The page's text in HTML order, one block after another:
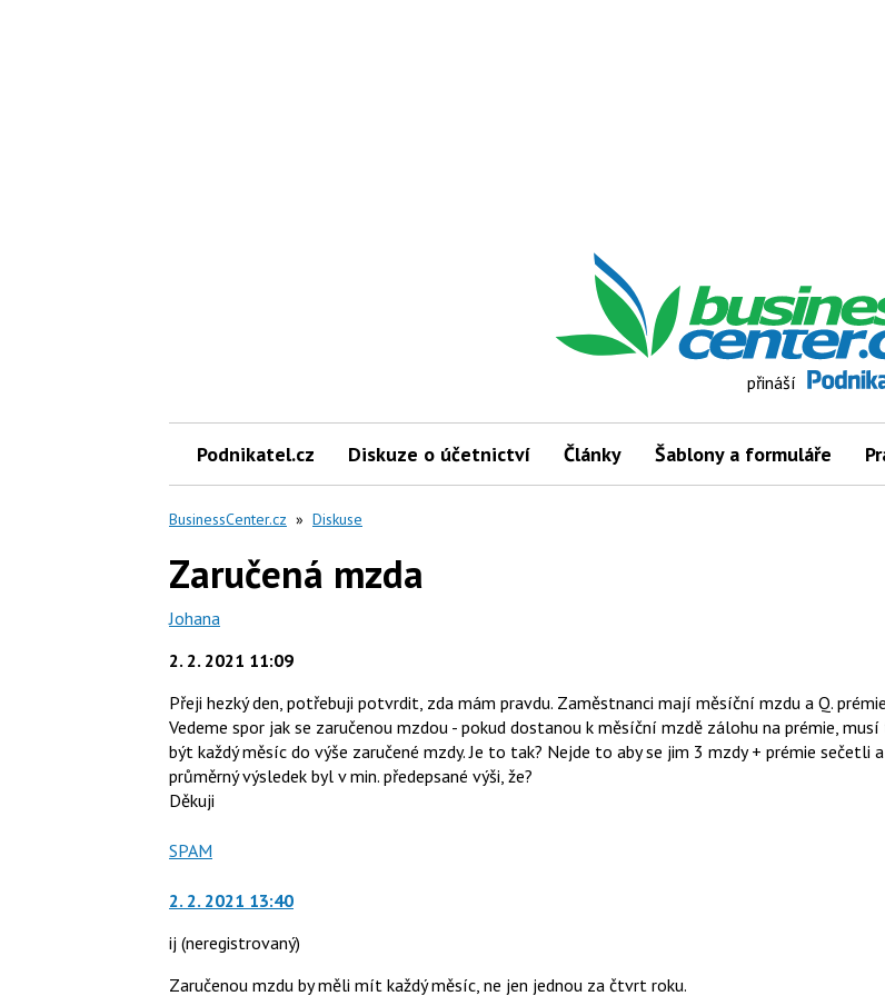
přináší
Podnikatel.cz Diskuze o účetnictví Články Šablony a formuláře
BusinessCenter.cz » Diskuse
Zaručená mzda
Johana
2. 2. 2021 11:09
Přeji hezký den, potřebuji potvrdit, zda mám pravdu. Zaměstnanci mají měsíční mzdu a Q.
Vedeme spor jak se zaručenou mzdou - pokud dostanou k měsíční mzdě zálohu na prémie,
být každý měsíc do výše zaručené mzdy. Je to tak? Nejde to aby se jim 3 mzdy + prémie sečetli a
průměrný výsledek byl v min. předepsané výši, že?
Děkuji
Nahlásit
jako
SPAM
2. 2. 2021 13:40
ij (neregistrovaný)
Zaručenou mzdu by měli mít každý měsíc, ne jen jednou za čtvrt roku.